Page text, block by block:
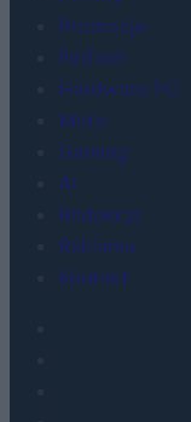
Promocje
FinTech
Hardware PC
Moto
Gaming
AI
Redakcja
Reklama
Kontakt